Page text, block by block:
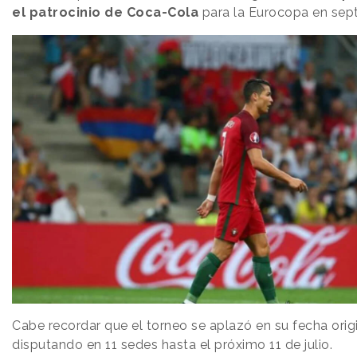
el patrocinio de Coca-Cola para la Eurocopa en
Cabe recordar que el torneo se aplazó en su fecha
disputando en 11 sedes hasta el próximo 11 de julio.